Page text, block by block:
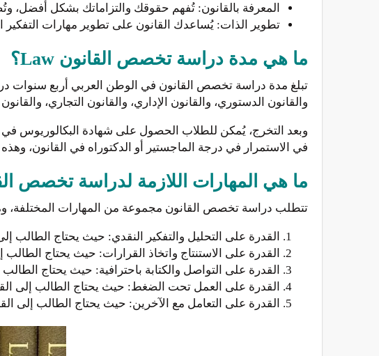
المعرفة بالقانون: تُفهم حقوقك والتزاماتك بشكل أفضل،
تطوير الذات: يُساعدك القانون على تطوير مهارات التفكير
ما هي مدة دراسة تخصص القانون Law؟
تبلغ مدة دراسة تخصص القانون في الوطن العربي أربع سنوات
والقانون الدستوري، والقانون الإداري، والقانون التجاري،
وبعد التخرج، يُمكن للطلاب الحصول على شهادة البكالوريوس في
في الاستمرار في درجة الماجستير أو الدكتوراه في القانون، وهذه
ما هي المهارات اللازمة لدراسة تخصص
تتطلب دراسة تخصص القانون مجموعة من المهارات المختلفة،
القدرة على التحليل والتفكير النقدي: حيث يحتاج الطالب
القدرة على الاستنتاج واتخاذ القرارات: حيث يحتاج
القدرة على التواصل والكتابة باحترافية: حيث يحتاج
القدرة على العمل تحت الضغط: حيث يحتاج الطالب إلى
القدرة على التعامل مع الآخرين: حيث يحتاج الطالب إلى